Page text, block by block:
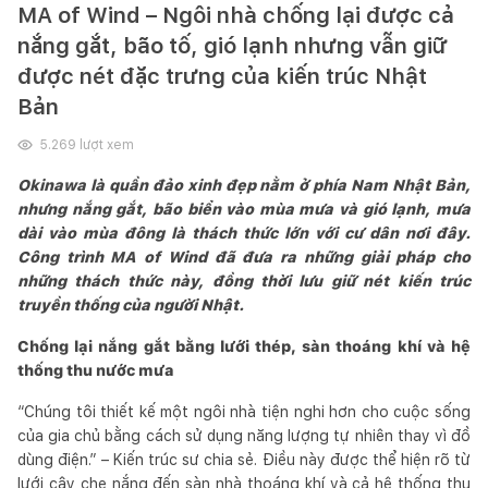
MA of Wind – Ngôi nhà chống lại được cả
nắng gắt, bão tố, gió lạnh nhưng vẫn giữ
được nét đặc trưng của kiến trúc Nhật
Bản
5.269 lượt xem
Okinawa là quần đảo xinh đẹp nằm ở phía Nam Nhật Bản,
nhưng nắng gắt, bão biển vào mùa mưa và gió lạnh, mưa
dài vào mùa đông là thách thức lớn với cư dân nơi đây.
Công trình MA of Wind đã đưa ra những giải pháp cho
những thách thức này, đồng thời lưu giữ nét kiến trúc
truyền thống của người Nhật.
Chống lại nắng gắt bằng lưới thép, sàn thoáng khí và hệ
thống thu nước mưa
“Chúng tôi thiết kế một ngôi nhà tiện nghi hơn cho cuộc sống
của gia chủ bằng cách sử dụng năng lượng tự nhiên thay vì đồ
dùng điện.” – Kiến trúc sư chia sẻ. Điều này được thể hiện rõ từ
lưới cây che nắng đến sàn nhà thoáng khí và cả hệ thống thu